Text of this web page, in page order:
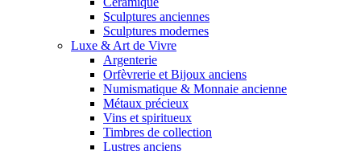
Sculptures anciennes
Sculptures modernes
Luxe & Art de Vivre
Argenterie
Orfèvrerie et Bijoux anciens
Numismatique & Monnaie ancienne
Métaux précieux
Vins et spiritueux
Timbres de collection
Lustres anciens